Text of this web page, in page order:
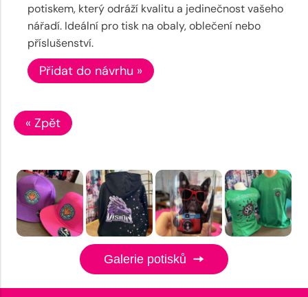
potiskem, který odráží kvalitu a jedinečnost vašeho
nářadí. Ideální pro tisk na obaly, oblečení nebo
příslušenství.
Přidat do návrhu »
« Zpět
Galerie potisků